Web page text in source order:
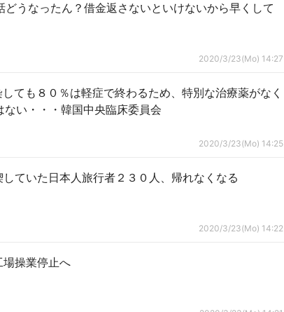
どうなったん？借金返さないといけないから早くして
2020/3/23(Mo) 14:27
しても８０％は軽症で終わるため、特別な治療薬がなく
ない・・・韓国中央臨床委員会
2020/3/23(Mo) 14:25
していた日本人旅行者２３０人、帰れなくなる
2020/3/23(Mo) 14:22
場操業停止へ